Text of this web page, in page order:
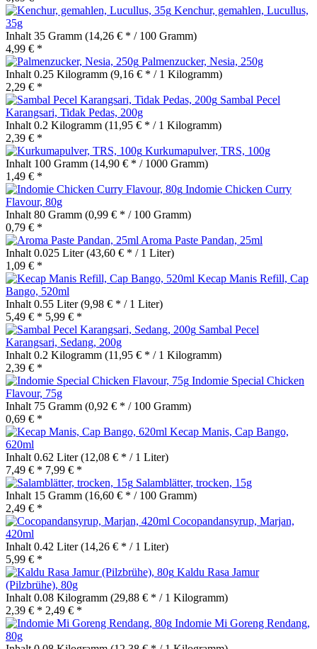
Kenchur, gemahlen, Lucullus,
35g
Inhalt 35 Gramm (14,26 € * / 100 Gramm)
4,99 € *
Palmenzucker, Nesia, 250g
Inhalt 0.25 Kilogramm (9,16 € * / 1 Kilogramm)
2,29 € *
Sambal Pecel
Karangsari, Tidak Pedas, 200g
Inhalt 0.2 Kilogramm (11,95 € * / 1 Kilogramm)
2,39 € *
Kurkumapulver, TRS, 100g
Inhalt 100 Gramm (14,90 € * / 1000 Gramm)
1,49 € *
Indomie Chicken Curry
Flavour, 80g
Inhalt 80 Gramm (0,99 € * / 100 Gramm)
0,79 € *
Aroma Paste Pandan, 25ml
Inhalt 0.025 Liter(43,60 € * / 1 Liter)
1,09 € *
Kecap Manis Refill, Cap
Bango, 520ml
Inhalt 0.55 Liter(9,98 € * / 1 Liter)
5,49 € * 5,99 € *
Sambal Pecel
Karangsari, Sedang, 200g
Inhalt 0.2 Kilogramm (11,95 € * / 1 Kilogramm)
2,39 € *
Indomie Special Chicken
Flavour, 75g
Inhalt 75 Gramm (0,92 € * / 100 Gramm)
0,69 € *
Kecap Manis, Cap Bango,
620ml
Inhalt 0.62 Liter(12,08 € * / 1 Liter)
7,49 € * 7,99 € *
Salamblätter, trocken, 15g
Inhalt 15 Gramm (16,60 € * / 100 Gramm)
2,49 € *
Cocopandansyrup, Marjan,
420ml
Inhalt 0.42 Liter(14,26 € * / 1 Liter)
5,99 € *
Kaldu Rasa Jamur
(Pilzbrühe), 80g
Inhalt 0.08 Kilogramm (29,88 € * / 1 Kilogramm)
2,39 € * 2,49 € *
Indomie Mi Goreng Rendang,
80g